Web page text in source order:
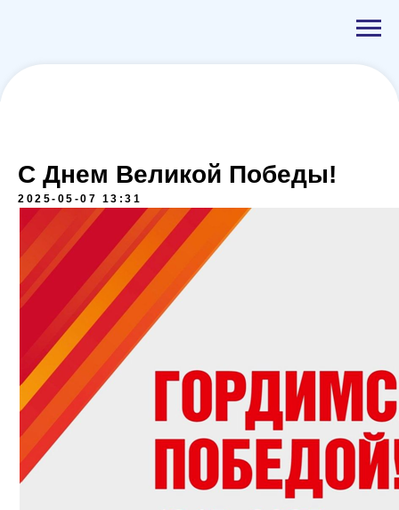
С Днем Великой Победы!
2025-05-07 13:31